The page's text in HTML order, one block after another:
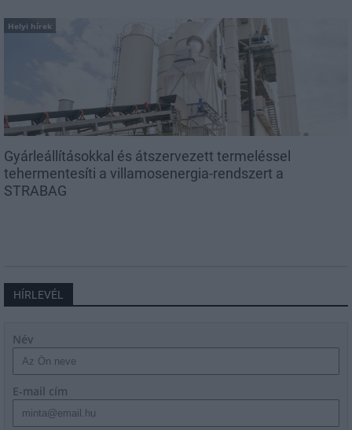
Helyi hírek
Gyárleállításokkal és átszervezett termeléssel
tehermentesíti a villamosenergia-rendszert a
STRABAG
HÍRLEVÉL
Név
E-mail cím